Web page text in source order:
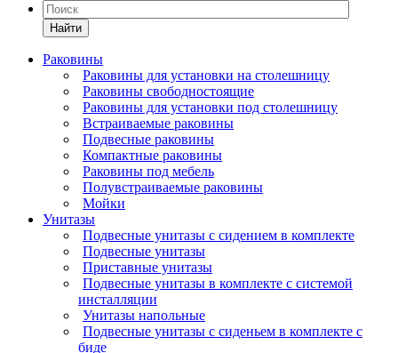
Найти
Раковины
Раковины для установки на столешницу
Раковины свободностоящие
Раковины для установки под столешницу
Встраиваемые раковины
Подвесные раковины
Компактные раковины
Раковины под мебель
Полувстраиваемые раковины
Мойки
Унитазы
Подвесные унитазы с сидением в комплекте
Подвесные унитазы
Приставные унитазы
Подвесные унитазы в комплекте с системой
инсталляции
Унитазы напольные
Подвесные унитазы с сиденьем в комплекте с
биде